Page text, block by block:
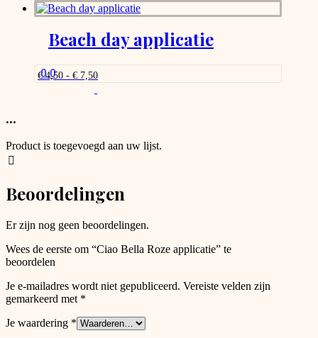
de
productpagina
€ 7,50
product
heeft
meerdere
variaties.
Beach day applicatie
0.0
€4,50 - € 7,50Prijsklasse:
...
Product is toegevoegd aan uw lijst.
Beoordelingen
Er zijn nog geen beoordelingen.
Wees de eerste om “Ciao Bella Roze applicatie” te
beoordelen
Je e-mailadres wordt niet gepubliceerd. Vereiste velden zijn
gemarkeerd met *
Je waardering *